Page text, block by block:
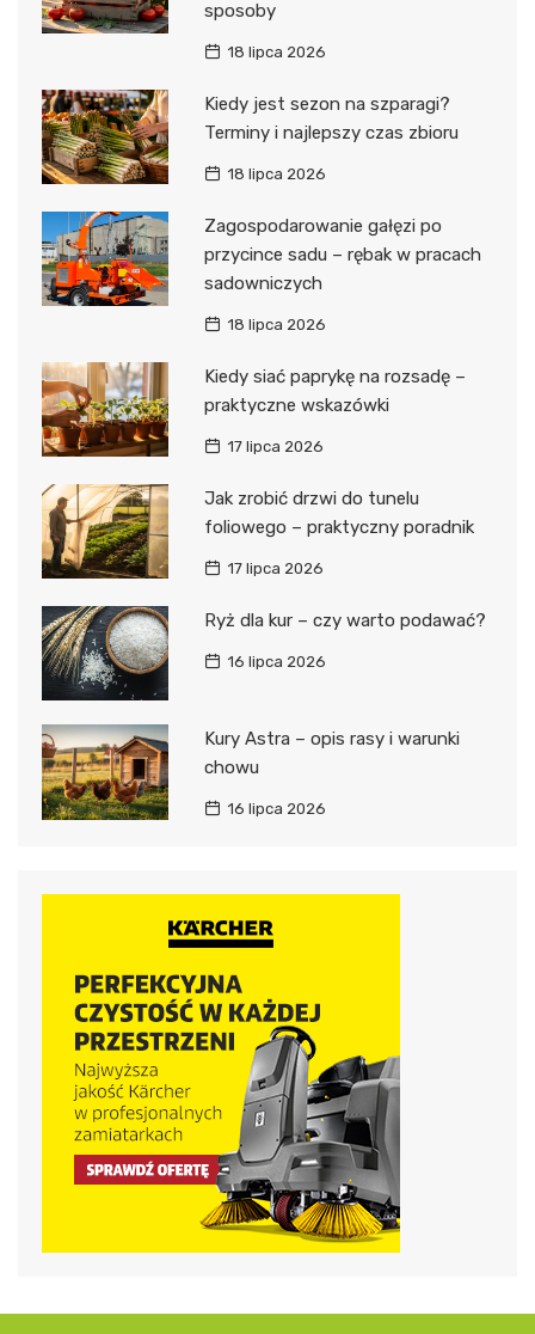
sposoby
18 lipca 2026
Kiedy jest sezon na szparagi?
Terminy i najlepszy czas zbioru
18 lipca 2026
Zagospodarowanie gałęzi po
przycince sadu – rębak w pracach
sadowniczych
18 lipca 2026
Kiedy siać paprykę na rozsadę –
praktyczne wskazówki
17 lipca 2026
Jak zrobić drzwi do tunelu
foliowego – praktyczny poradnik
17 lipca 2026
Ryż dla kur – czy warto podawać?
16 lipca 2026
Kury Astra – opis rasy i warunki
chowu
16 lipca 2026